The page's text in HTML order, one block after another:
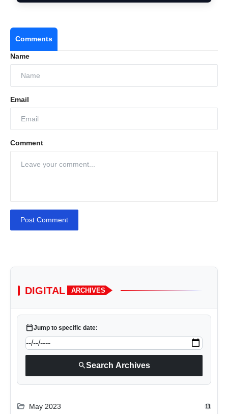
Comments
Name
Email
Comment
Post Comment
DIGITAL ARCHIVES
calendar_todayJump to specific date:
searchSearch Archives
folder_open May 2023 11